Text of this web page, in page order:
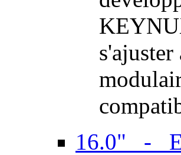
16.0" -